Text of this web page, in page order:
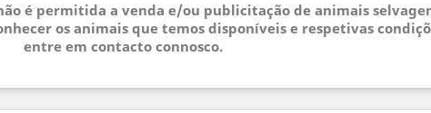
não é permitida a venda e/ou publicitação de animais
os animais que temos disponíveis e respetivas
entre em contacto connosco.